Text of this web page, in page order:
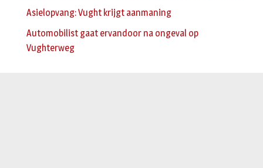
Asielopvang: Vught krijgt aanmaning
Automobilist gaat ervandoor na ongeval op
Vughterweg